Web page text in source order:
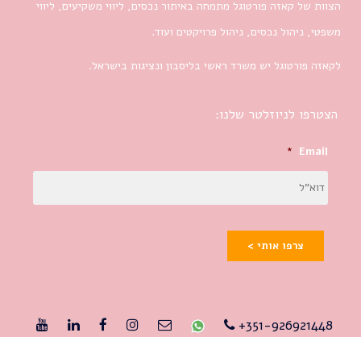
הצוות של קאזה פורטוגל מתמחה באיתור נכסים, ליווי משקיעים, ליווי
משפטי, ניהול נכסים, ניהול פרויקטים ועוד.
לקאזה פורטוגל יש משרד ראשי בליסבון ונציגות בישראל.
הצטרפו לניוזלטר שלנו:
Email
*
צרפו אותי >
351-926921448+